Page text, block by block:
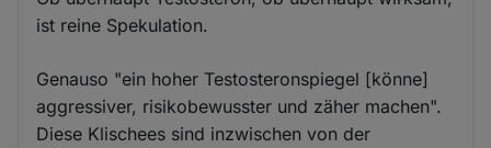
ist reine Spekulation.
Genauso "ein hoher Testosteronspiegel [könne]
aggressiver, risikobewusster und zäher machen".
Diese Klischees sind inzwischen von der